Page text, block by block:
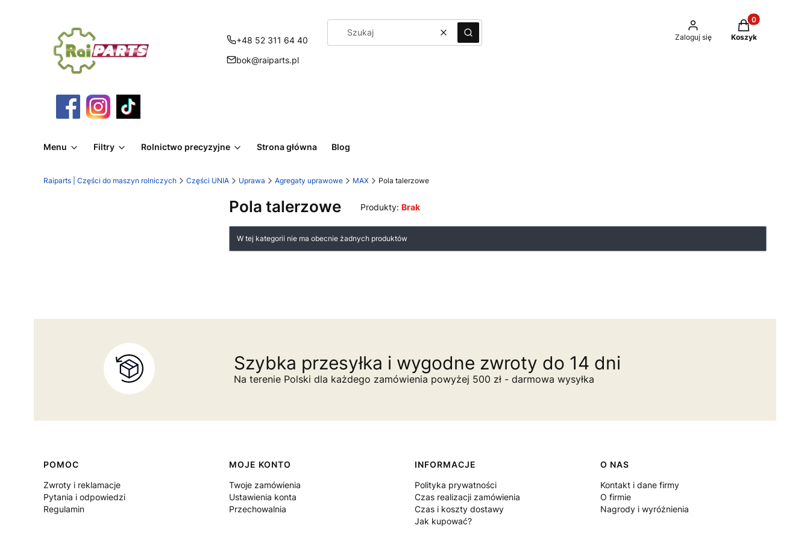
+48 52 311 64 40
bok@raiparts.pl
WyczyśćSzukaj Zaloguj się
Produkty w
Koszyk
Menu Filtry Rolnictwo precyzyjne Strona główna Blog
Raiparts | Części do maszyn rolniczych Części UNIA Uprawa Agregaty uprawowe MAX Pola talerzowe
Pola talerzowe Produkty: Brak
Lista produktów
W tej kategorii nie ma obecnie żadnych produktów
Szybka przesyłka i wygodne zwroty do 14 dni
Na terenie Polski dla każdego zamówienia powyżej 500 zł - darmowa wysyłka
Linki w stopce
POMOC
Zwroty i reklamacje
Pytania i odpowiedzi
Regulamin
MOJE KONTO
Twoje zamówienia
Ustawienia konta
Przechowalnia
INFORMACJE
Polityka prywatności
Czas realizacji zamówienia
Czas i koszty dostawy
Jak kupować?
O NAS
Kontakt i dane firmy
O firmie
Nagrody i wyróżnienia